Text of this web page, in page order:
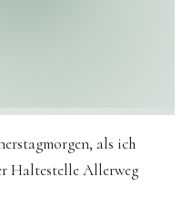
als ich
Haltestelle Allerweg